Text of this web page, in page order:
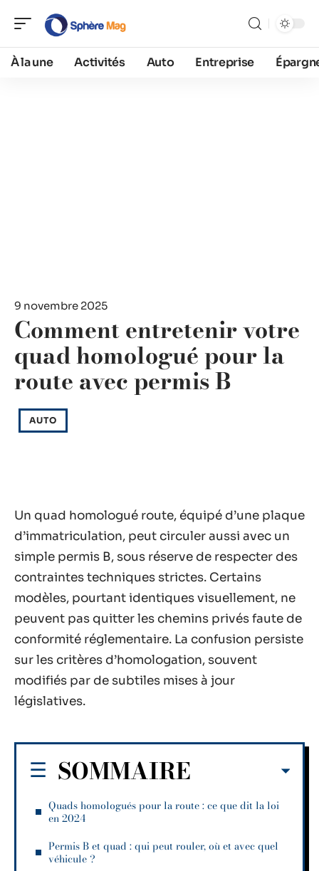
À la une Activités Auto Entreprise
9 novembre 2025
Comment entretenir votre
quad homologué pour la
route avec permis B
AUTO
Un quad homologué route, équipé d’une plaque
d’immatriculation, peut circuler aussi avec un
simple permis B, sous réserve de respecter des
contraintes techniques strictes. Certains
modèles, pourtant identiques visuellement, ne
peuvent pas quitter les chemins privés faute de
conformité réglementaire. La confusion persiste
sur les critères d’homologation, souvent
modifiés par de subtiles mises à jour
législatives.
SOMMAIRE
Quads homologués pour la route : ce que dit la loi
en 2024
Permis B et quad : qui peut rouler, où et avec quel
véhicule ?